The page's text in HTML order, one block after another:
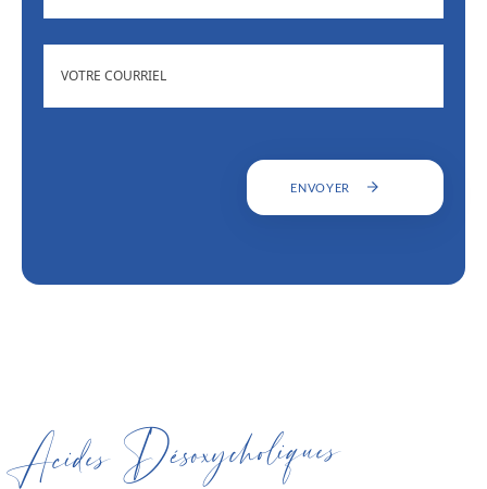
COURRIEL(NÉCESSAIRE)
ENVOYER
Acides Désoxycholiques